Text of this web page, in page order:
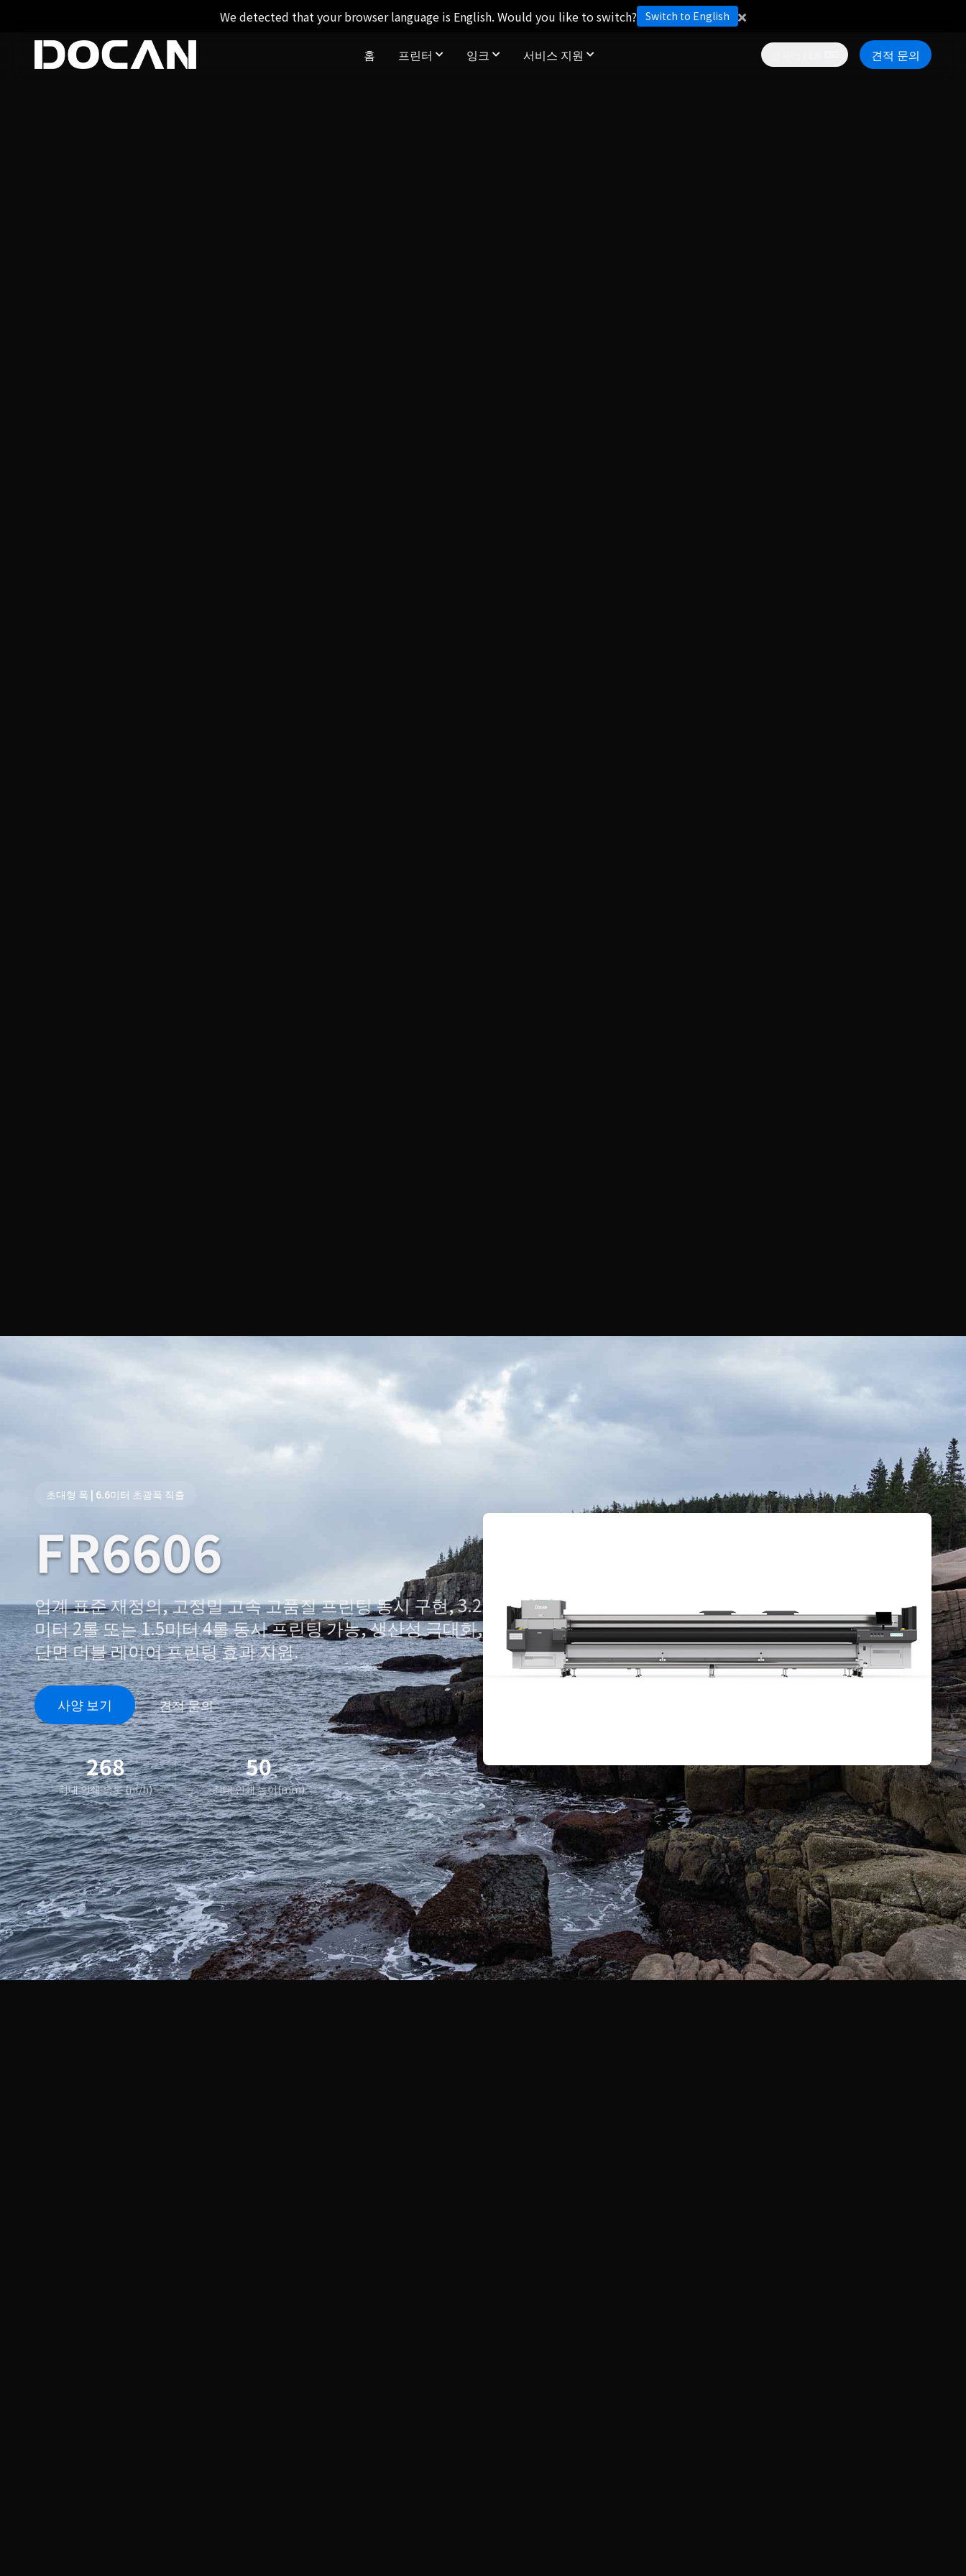
홈 프린터 잉크 서비스 지원 견적 문의
We detected that your browser language is English. Would you like to switch? Switch to English
초대형 폭 | 6.6미터 초광폭 직출
FR6606
업계 표준 재정의, 고정밀 고속 고품질 프린팅 동시 구현, 3.2
미터 2롤 또는 1.5미터 4롤 동시 프린팅 가능, 생산성 극대화,
단면 더블 레이어 프린팅 효과 지원.
사양 보기 견적 문의
268
최대 인쇄 속도 (㎡/h)
50
최대 인쇄 높이(mm)